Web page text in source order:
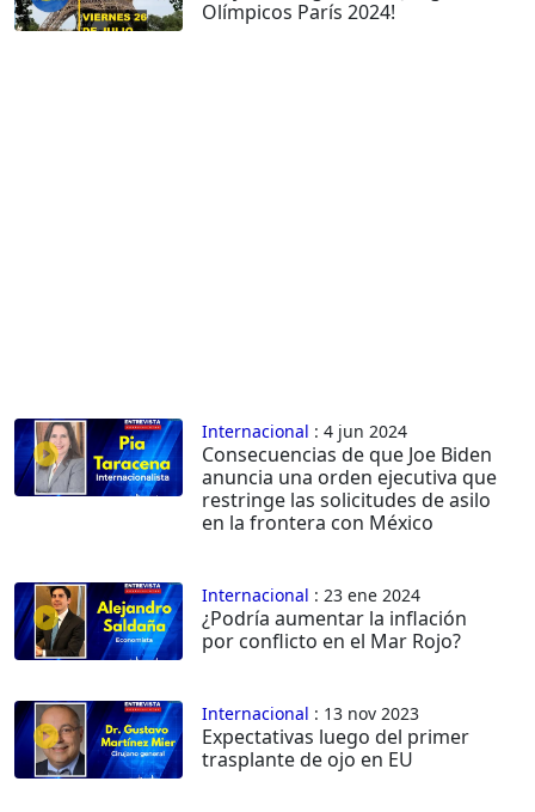
Olímpicos París 2024!
Internacional : 4 jun 2024
Consecuencias de que Joe Biden
anuncia una orden ejecutiva que
restringe las solicitudes de asilo
en la frontera con México
Internacional : 23 ene 2024
¿Podría aumentar la inflación
por conflicto en el Mar Rojo?
Internacional : 13 nov 2023
Expectativas luego del primer
trasplante de ojo en EU